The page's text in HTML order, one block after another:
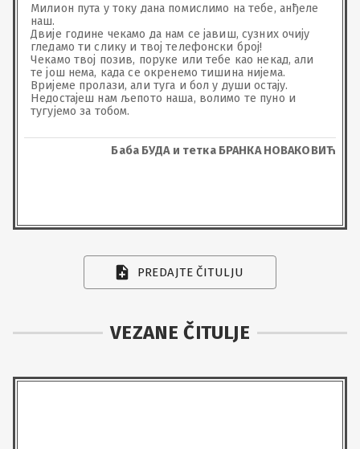
Милион пута у току дана помислимо на тебе, анђеле
наш.
Двије године чекамо да нам се јавиш, сузних очију
гледамо ти слику и твој телефонски број!
Чекамо твој позив, поруке или тебе као некад, али
те још нема, када се окренемо тишина нијема.
Вријеме пролази, али туга и бол у души остају.
Недостајеш нам љепото наша, волимо те пуно и
тугујемо за тобом.
Баба БУДА и тетка БРАНКА НОВАКОВИЋ
PREDAJTE ČITULJU
VEZANE ČITULJE